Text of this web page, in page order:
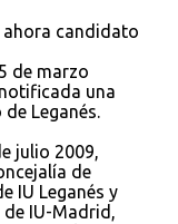
ahora candidato
de marzo
una
Leganés.
julio 2009,
de
IU Leganés y
IU-Madrid,